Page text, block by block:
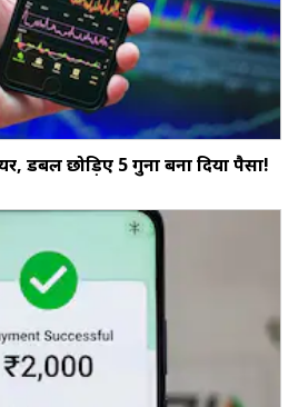
डबल छोड़‍िए 5 गुना बना दिया पैसा!